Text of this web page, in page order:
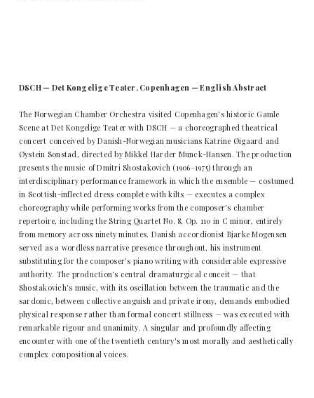
DSCH — Det Kongelige Teater, Copenhagen — English Abstract
The Norwegian Chamber Orchestra visited Copenhagen's historic Gamle
Scene at Det Kongelige Teater with DSCH — a choreographed theatrical
concert conceived by Danish-Norwegian musicians Katrine Øigaard and
Øystein Sonstad, directed by Mikkel Harder Munck-Hansen. The production
presents the music of Dmitri Shostakovich (1906–1975) through an
interdisciplinary performance framework in which the ensemble — costumed
in Scottish-inflected dress complete with kilts — executes a complex
choreography while performing works from the composer's chamber
repertoire, including the String Quartet No. 8, Op. 110 in C minor, entirely
from memory across ninety minutes. Danish accordionist Bjarke Mogensen
served as a wordless narrative presence throughout, his instrument
substituting for the composer's piano writing with considerable expressive
authority. The production's central dramaturgical conceit — that
Shostakovich's music, with its oscillation between the traumatic and the
sardonic, between collective anguish and private irony, demands embodied
physical response rather than formal concert stillness — was executed with
remarkable rigour and unanimity. A singular and profoundly affecting
encounter with one of the twentieth century's most morally and aesthetically
complex compositional voices.